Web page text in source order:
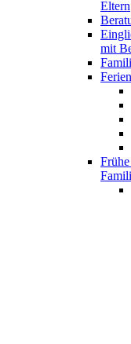
Eltern
mit